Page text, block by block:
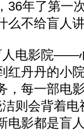
年了第一
么不给盲人
电影院——
红丹丹的小
，每一部电
则会背着
电影都是盲